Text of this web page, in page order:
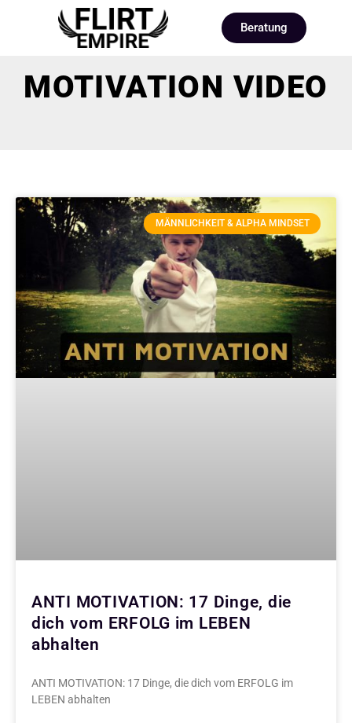
Beratung
MOTIVATION VIDEO
MÄNNLICHKEIT & ALPHA MINDSET
ANTI MOTIVATION: 17 Dinge, die
dich vom ERFOLG im LEBEN
abhalten
ANTI MOTIVATION: 17 Dinge, die dich vom ERFOLG im
LEBEN abhalten